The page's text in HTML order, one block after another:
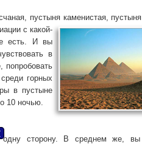
пустыня каменистая, пустыня
с какой-
есть. И вы
в
попробовать
горных
в пустыне
10 ночью.
одну сторону. В среднем же, вы